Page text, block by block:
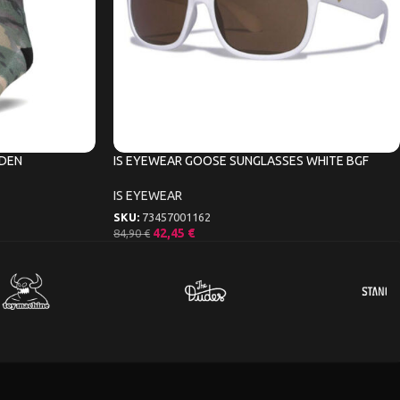
IS EYEWEAR GOOSE SUNGLASSES WHITE BGF
IS EYEWEAR
SKU: 73457001162
84,90€ 42,45 €